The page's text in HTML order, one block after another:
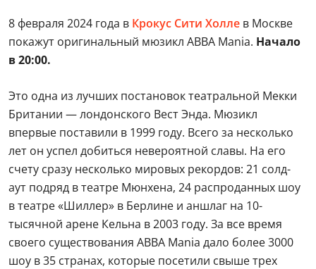
8 февраля 2024 года в Крокус Сити Холле в Москве
покажут оригинальный мюзикл ABBA Mania. Начало
в 20:00.
Это одна из лучших постановок театральной Мекки
Британии — лондонского Вест Энда. Мюзикл
впервые поставили в 1999 году. Всего за несколько
лет он успел добиться невероятной славы. На его
счету сразу несколько мировых рекордов: 21 солд-
аут подряд в театре Мюнхена, 24 распроданных шоу
в театре «Шиллер» в Берлине и аншлаг на 10-
тысячной арене Кельна в 2003 году. За все время
своего существования ABBA Mania дало более 3000
шоу в 35 странах, которые посетили свыше трех